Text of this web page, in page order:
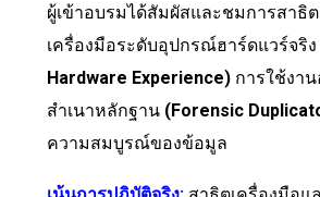
ผู้เข้าอบรมได้สัมผัสและชมการสาธิ
เครื่องมือระดับอุปกรณ์ฮาร์ดแวร์จริง
Hardware Experience)การใช้งา
สำเนาหลักฐาน (Forensic
ความสมบูรณ์ของข้อมูล